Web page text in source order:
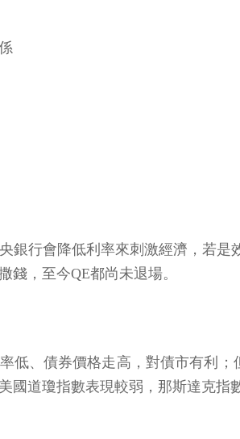
銀行會降低利率來刺激經濟，若
錢，至今QE都尚未退場。
低、債券價格走高，對債市有利
國道瓊指數表現較弱，那斯達克指